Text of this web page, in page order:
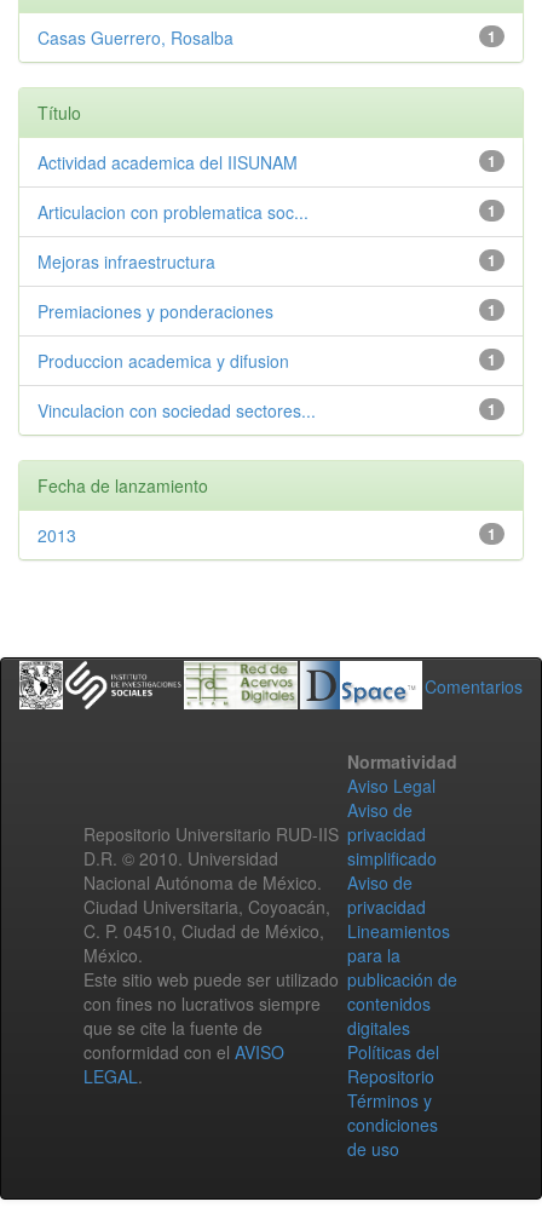
1
Casas Guerrero, Rosalba
Título
1
Actividad academica del IISUNAM
1
Articulacion con problematica soc...
1
Mejoras infraestructura
1
Premiaciones y ponderaciones
1
Produccion academica y difusion
1
Vinculacion con sociedad sectores...
Fecha de lanzamiento
1
2013
Comentarios
Repositorio Universitario RUD-IIS
D.R. © 2010. Universidad
Nacional Autónoma de México.
Ciudad Universitaria, Coyoacán,
C. P. 04510, Ciudad de México,
México.
Este sitio web puede ser utilizado
con fines no lucrativos siempre
que se cite la fuente de
conformidad con el AVISO
LEGAL.
Normatividad
Aviso Legal
Aviso de
privacidad
simplificado
Aviso de
privacidad
Lineamientos
para la
publicación de
contenidos
digitales
Políticas del
Repositorio
Términos y
condiciones
de uso